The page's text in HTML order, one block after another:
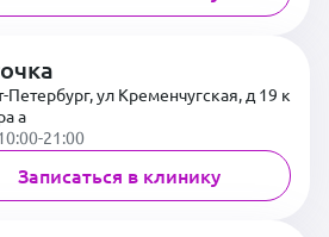
Петербург, ул Кременчугская, д 19 к
а
21:00
Записаться в клинику